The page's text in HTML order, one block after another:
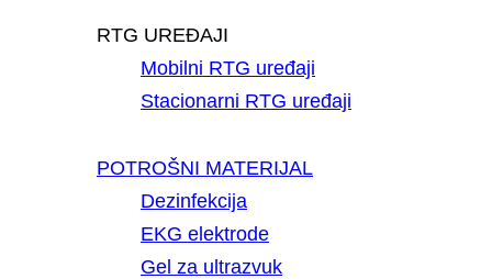
RTG UREĐAJI
Mobilni RTG uređaji
Stacionarni RTG uređaji
POTROŠNI MATERIJAL
Dezinfekcija
EKG elektrode
Gel za ultrazvuk